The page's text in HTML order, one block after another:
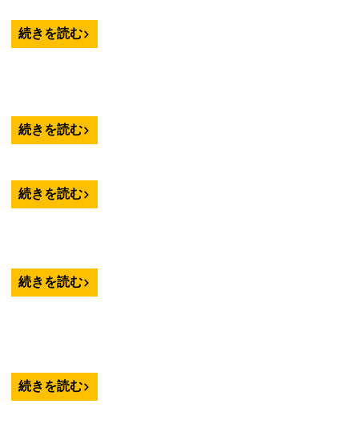
続きを読む
続きを読む
続きを読む
続きを読む
続きを読む